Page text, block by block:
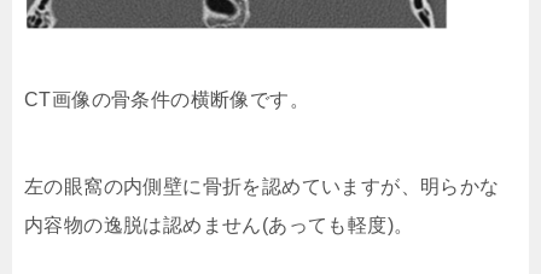
CT画像の骨条件の横断像です。
左の眼窩の内側壁に骨折を認めていますが、明らかな
内容物の逸脱は認めません(あっても軽度)。